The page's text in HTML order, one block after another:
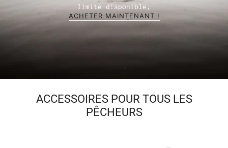
limité disponible,
ACHETER MAINTENANT !
ACCESSOIRES POUR TOUS LES
PÊCHEURS